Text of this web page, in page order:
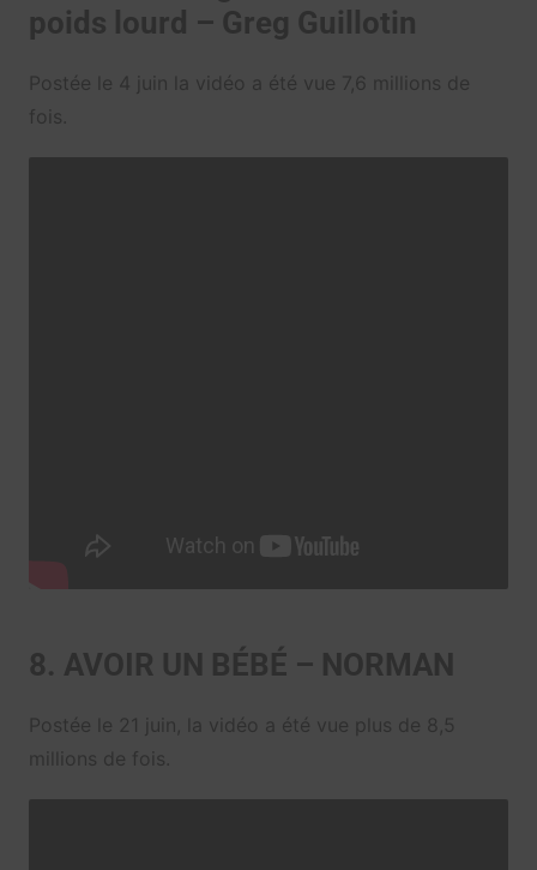
poids lourd – Greg Guillotin
Postée le 4 juin la vidéo a été vue 7,6 millions de
fois.
8. AVOIR UN BÉBÉ – NORMAN
Postée le 21 juin, la vidéo a été vue plus de 8,5
millions de fois.